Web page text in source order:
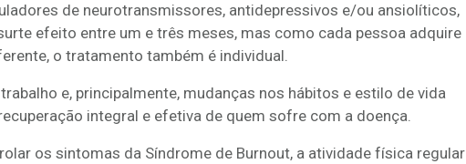
de neurotransmissores, antidepressivos e/ou ansiolíticos,
efeito entre um e três meses, mas como cada pessoa adquire
o tratamento também é individual.
e, principalmente, mudanças nos hábitos e estilo de vida
integral e efetiva de quem sofre com a doença.
os sintomas da Síndrome de Burnout, a atividade física regular